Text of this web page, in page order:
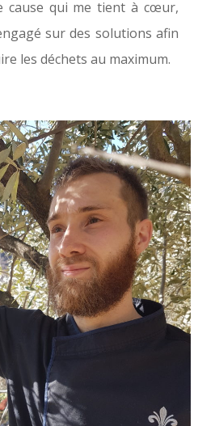
cause qui me tient à cœur,
sur des solutions afin
les déchets au maximum.